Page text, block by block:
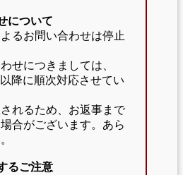
について
るお問い合わせは停止
せにつきましては、
降に順次対応させてい
れるため、お返事まで
合がございます。あら
るご注意